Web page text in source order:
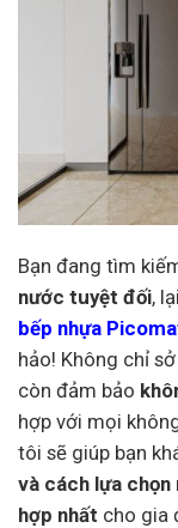
Bạn đang tìm
nước tuyệt đối,
bếp nhựa
hảo! Không chỉ
còn đảm bảo
hợp với mọi
tôi sẽ giúp bạn
và cách lựa
hợp nhất cho gia